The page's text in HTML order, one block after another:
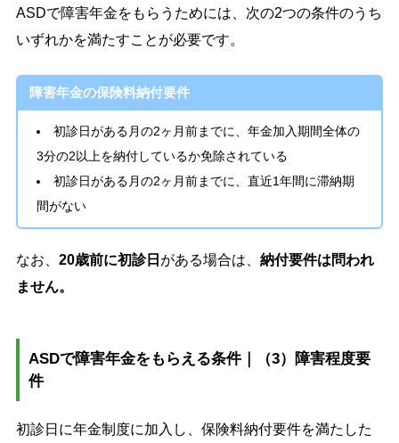
ASDで障害年金をもらうためには、次の2つの条件のうち
いずれかを満たすことが必要です。
障害年金の保険料納付要件
初診日がある月の2ヶ月前までに、年金加入期間全体の
3分の2以上を納付しているか免除されている
初診日がある月の2ヶ月前までに、直近1年間に滞納期
間がない
なお、 20歳前に初診日 がある場合は、 納付要件は問われ
ません。
ASDで障害年金をもらえる条件｜（3）障害程度要
件
初診日に年金制度に加入し、保険料納付要件を満たした